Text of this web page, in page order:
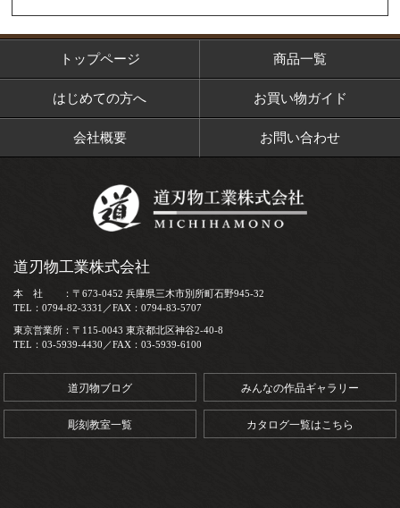
トップページ 商品一覧
はじめての方へ お買い物ガイド
会社概要 お問い合わせ
道刃物工業株式会社
本 社 ：〒673-0452 兵庫県三木市別所町石野945-32
TEL：0794-82-3331／FAX：0794-83-5707
東京営業所：〒115-0043 東京都北区神谷2-40-8
TEL：03-5939-4430／FAX：03-5939-6100
道刃物ブログ みんなの作品ギャラリー
彫刻教室一覧 カタログ一覧はこちら